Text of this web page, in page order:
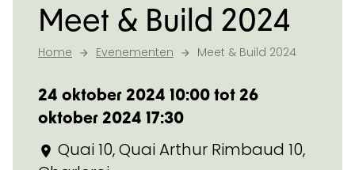
Meet & Build 2024
Home Evenementen Meet & Build 2024
24 oktober 2024 10:00 tot 26
oktober 2024 17:30
Quai 10, Quai Arthur Rimbaud 10,